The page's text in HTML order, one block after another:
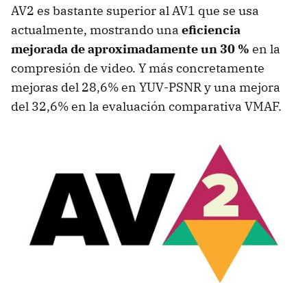
AV2 es bastante superior al AV1 que se usa
actualmente, mostrando una eficiencia
mejorada de aproximadamenteun 30 % en la
compresión de video. Y más concretamente
mejoras del 28,6% en YUV-PSNR y una mejora
del 32,6% en la evaluación comparativa VMAF.